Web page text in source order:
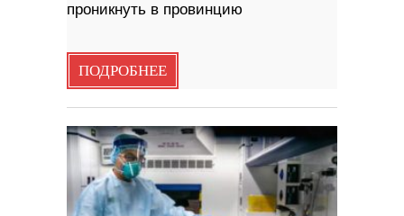
проникнуть в провинцию
ПОДРОБНЕЕ